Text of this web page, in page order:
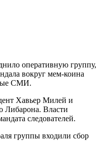
оперативную группу,
вокруг мем-коина
СМИ.
Хавьер Милей и
Либарона. Власти
следователей.
группы входили сбор